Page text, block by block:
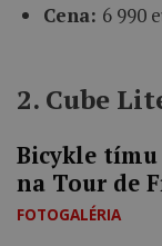
Cena: 6 990
2. Cube
Bicykle
na Tour de
FOTOGALÉRIA